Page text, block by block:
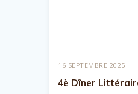
16 SEPTEMBRE 2025
4è Dîner